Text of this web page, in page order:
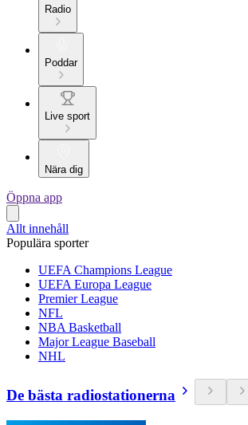
Radio
Poddar
Live sport
Nära dig
Öppna app
Allt innehåll
Populära sporter
UEFA Champions League
UEFA Europa League
Premier League
NFL
NBA Basketball
Major League Baseball
NHL
De bästa radiostationerna